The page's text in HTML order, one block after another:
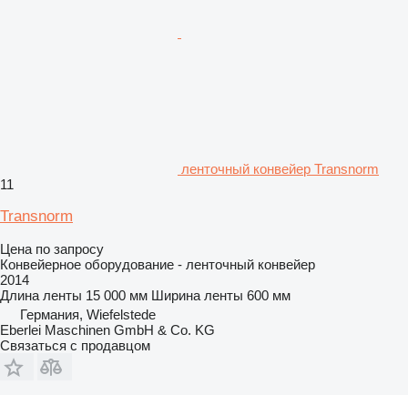
ленточный конвейер Transnorm
11
Transnorm
Цена по запросу
Конвейерное оборудование - ленточный конвейер
2014
Длина ленты 15 000 мм Ширина ленты 600 мм
Германия, Wiefelstede
Eberlei Maschinen GmbH & Co. KG
Связаться с продавцом